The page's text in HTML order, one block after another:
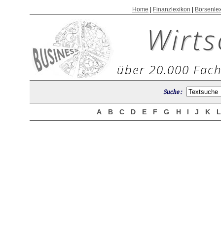
Home Finanzlexikon
über 20.000
Suche :
A B C D E F G H I J K